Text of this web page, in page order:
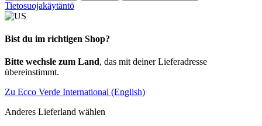
Tietosuojakäytäntö
Bist du im richtigen Shop?
Bitte wechsle zum Land, das mit deiner Lieferadresse
übereinstimmt.
Zu Ecco Verde International (English)
Anderes Lieferland wählen